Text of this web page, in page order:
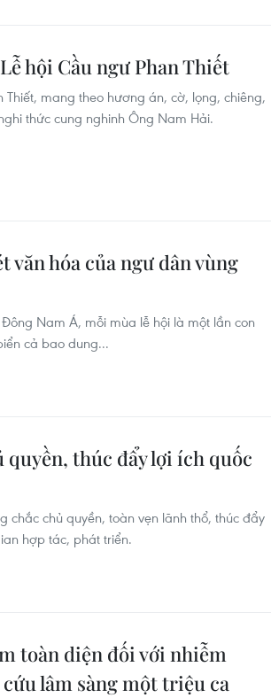
hội Cầu ngư Phan Thiết
mang theo hương án, cờ, lọng, chiêng,
thức cung nghinh Ông Nam Hải.
văn hóa của ngư dân vùng
Nam Á, mỗi mùa lễ hội là một lần con
cả bao dung...
quyền, thúc đẩy lợi ích quốc
chắc chủ quyền, toàn vẹn lãnh thổ, thúc đẩy
hợp tác, phát triển.
toàn diện đối với nhiễm
lâm sàng một triệu ca